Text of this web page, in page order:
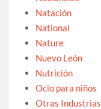
Natación
National
Nature
Nuevo León
Nutrición
Ocio para niños
Otras Industrias